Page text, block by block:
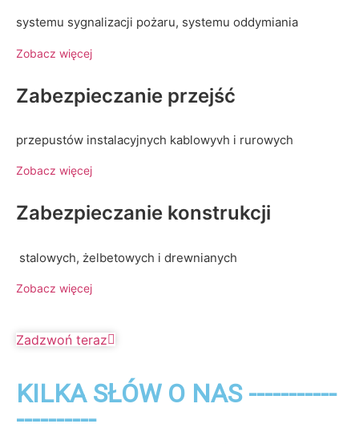
systemu sygnalizacji pożaru, systemu oddymiania
Zobacz więcej
Zabezpieczanie przejść
przepustów instalacyjnych kablowyvh i rurowych
Zobacz więcej
Zabezpieczanie konstrukcji
stalowych, żelbetowych i drewnianych
Zobacz więcej
Zadzwoń teraz
KILKA SŁÓW O NAS -----------
----------